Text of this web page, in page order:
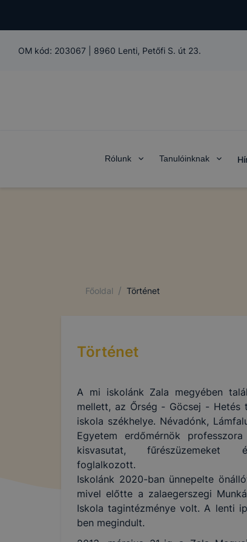
OM kód: 203067 8960 Lenti, Petőfi S. út 23.
Rólunk Tanulóinknak
Főoldal / Történet
Történet
A mi iskolánk Zala megyében
mellett, az Őrség - Göcsej - Hetés
iskola székhelye. Névadónk,
Egyetem erdőmérnök
kisvasutat, fűrészüzemeket
foglalkozott.
Iskolánk 2020-ban ünnepelte
mivel előtte a zalaegerszegi
Iskola tagintézménye volt. A lenti
ben megindult.